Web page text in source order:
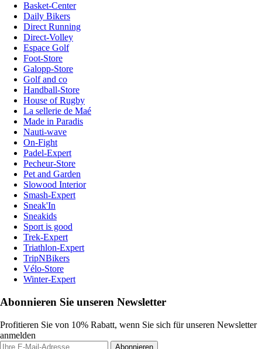
Basket-Center
Daily Bikers
Direct Running
Direct-Volley
Espace Golf
Foot-Store
Galopp-Store
Golf and co
Handball-Store
House of Rugby
La sellerie de Maé
Made in Paradis
Nauti-wave
On-Fight
Padel-Expert
Pecheur-Store
Pet and Garden
Slowood Interior
Smash-Expert
Sneak'In
Sneakids
Sport is good
Trek-Expert
Triathlon-Expert
TripNBikers
Vélo-Store
Winter-Expert
Abonnieren Sie unseren Newsletter
Profitieren Sie von 10% Rabatt, wenn Sie sich für unseren Newsletter
anmelden
Abonnieren